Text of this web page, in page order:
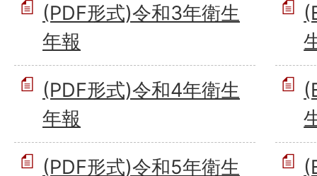
(PDF形式)令和3年衛生
年報
(PDF形式)令和4年衛生
年報
(PDF形式)令和5年衛生